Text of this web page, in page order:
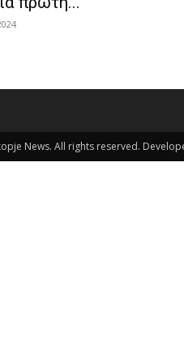
News. All rights reserved.